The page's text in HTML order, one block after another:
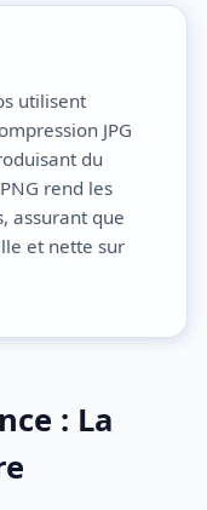
utilisent
JPG
du
rend les
assurant que
et nette sur
: La